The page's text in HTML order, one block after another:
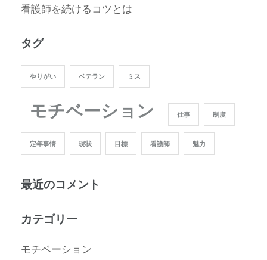
看護師を続けるコツとは
タグ
やりがい ベテラン ミス
モチベーション 仕事 制度
定年事情 現状 目標 看護師 魅力
最近のコメント
カテゴリー
モチベーション